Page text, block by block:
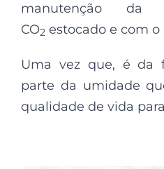
manutenção da
CO2 estocado e com
Uma vez que, é da
parte da umidade
qualidade de vida